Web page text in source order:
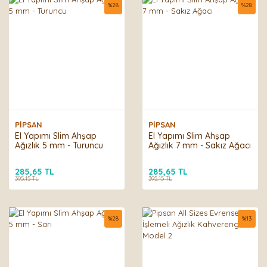
PİPSAN
El Yapımı Slim Ahşap
Ağızlık 5 mm - Turuncu
%28
285,65 TL
395,15 TL
PİPSAN
El Yapımı Slim Ahşap
Ağızlık 7 mm - Sakız Ağacı
%28
285,65 TL
395,15 TL
%28 %13